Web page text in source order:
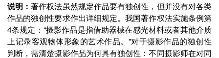
说明：著作权法虽然规定作品要有独创性，但并没有对各类
作品的独创性要求作出详细规定。我国著作权法实施条例第
4条规定：“摄影作品是指借助器械在感光材料或者其他介质
上记录客观物体形象的艺术作品。”对于摄影作品的独创性
判断，需清楚摄影作品为何具有独创性：不同摄影师在对同